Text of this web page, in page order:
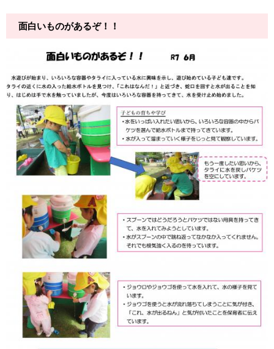
面白いものがあるぞ！！